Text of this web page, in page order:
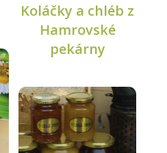
Koláčky a chléb z
Hamrovské
pekárny